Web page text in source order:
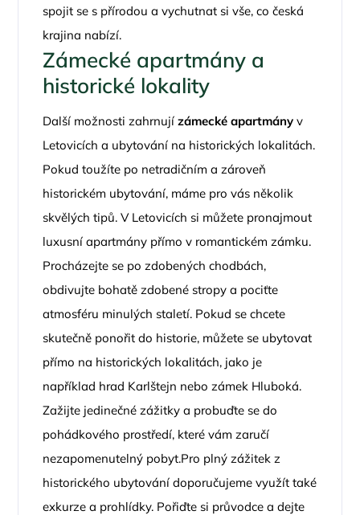
spojit se s přírodou a vychutnat si vše, co česká
krajina nabízí.
Zámecké apartmány a
historické lokality
Další možnosti zahrnujízámecké apartmány v
Letovicích a ubytování na historických lokalitách.
Pokud toužíte po netradičním a zároveň
historickém ubytování, máme pro vás několik
skvělých tipů. V Letovicích si můžete pronajmout
luxusní apartmány přímo v romantickém zámku.
Procházejte se po zdobených chodbách,
obdivujte bohatě zdobené stropy a pociťte
atmosféru minulých staletí. Pokud se chcete
skutečně ponořit do historie, můžete se ubytovat
přímo na historických lokalitách, jako je
například hrad Karlštejn nebo zámek Hluboká.
Zažijte jedinečné zážitky a probuďte se do
pohádkového prostředí, které vám zaručí
nezapomenutelný pobyt.Pro plný zážitek z
historického ubytování doporučujeme využít také
exkurze a prohlídky. Pořiďte si průvodce a dejte